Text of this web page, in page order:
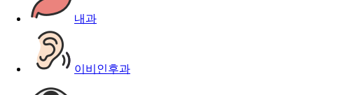
내과
이비인후과